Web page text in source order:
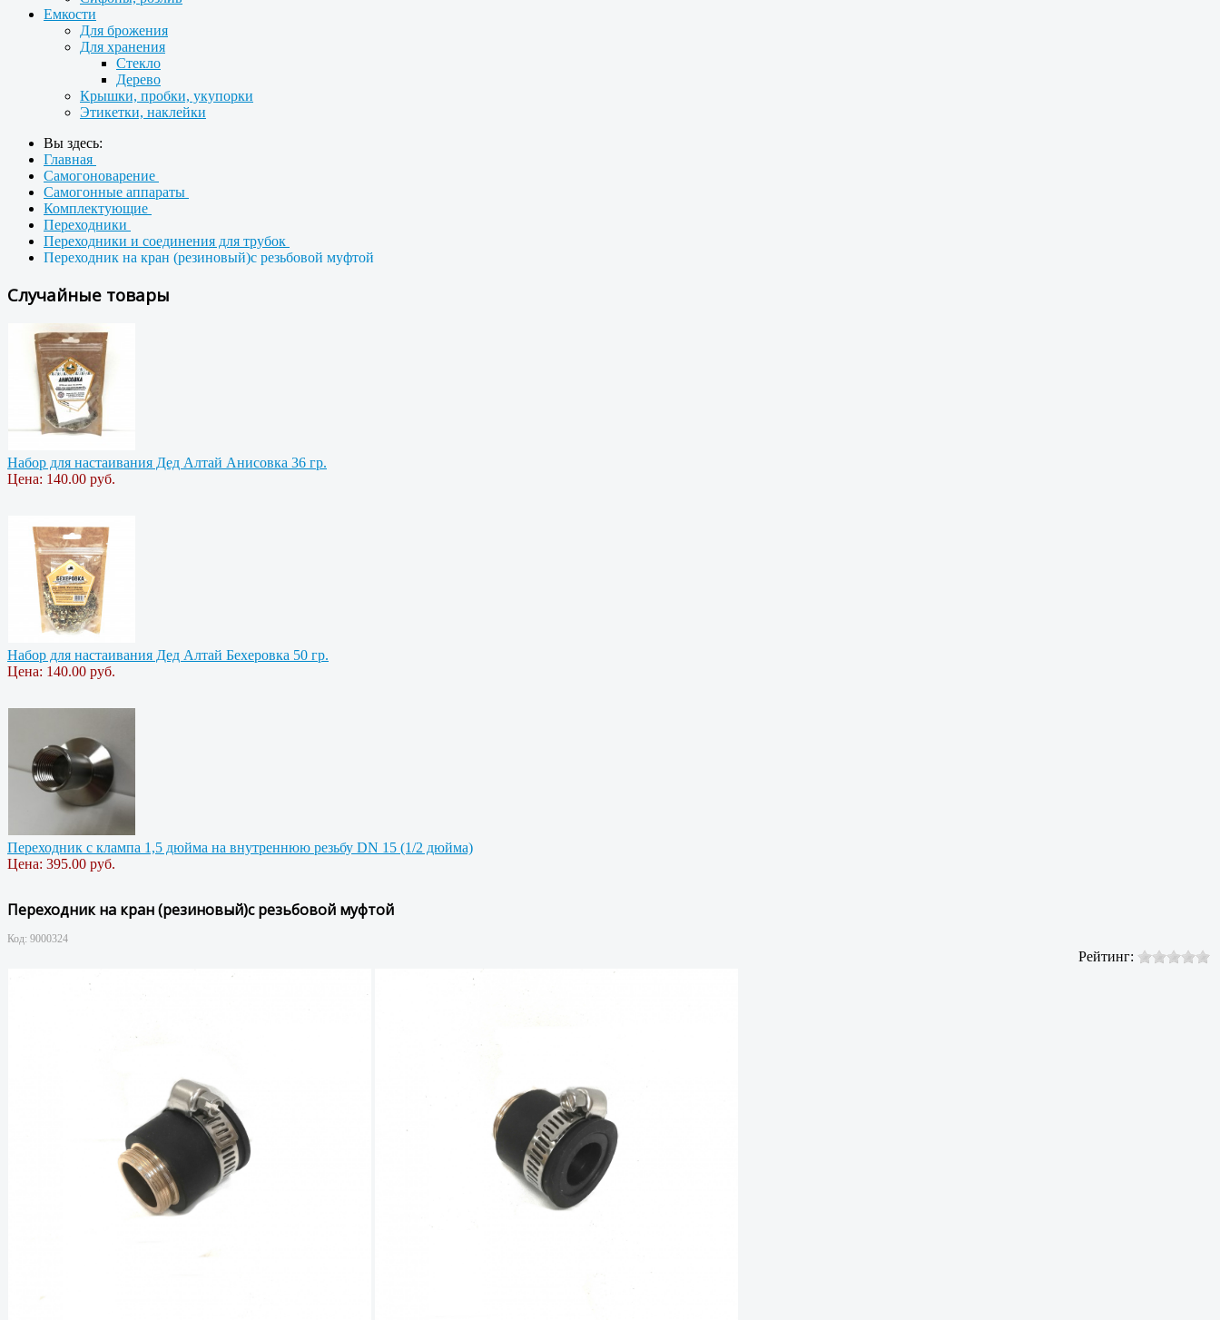
Емкости
Для брожения
Для хранения
Стекло
Дерево
Крышки, пробки, укупорки
Этикетки, наклейки
Вы здесь:
Главная
Самогоноварение
Самогонные аппараты
Комплектующие
Переходники
Переходники и соединения для трубок
Переходник на кран (резиновый)с резьбовой муфтой
Случайные товары
Набор для настаивания Дед Алтай Анисовка 36 гр.
Цена: 140.00 руб.
Набор для настаивания Дед Алтай Бехеровка 50 гр.
Цена: 140.00 руб.
Переходник с клампа 1,5 дюйма на внутреннюю резьбу DN 15 (1/2 дюйма)
Цена: 395.00 руб.
Переходник на кран (резиновый)с резьбовой муфтой
Код: 9000324
Рейтинг: